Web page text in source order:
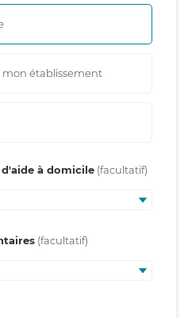
établissement
à domicile